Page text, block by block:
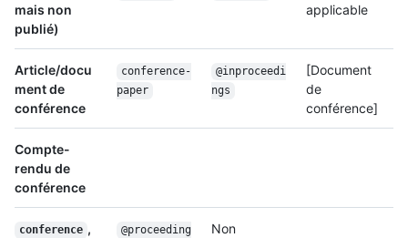
mais non
publié)
applicable
Article/docu
ment de
conférence
conference-
paper
@inproceedi
ngs
[Document
de
conférence]
Compte-
rendu de
conférence
conference ,
@proceeding
Non